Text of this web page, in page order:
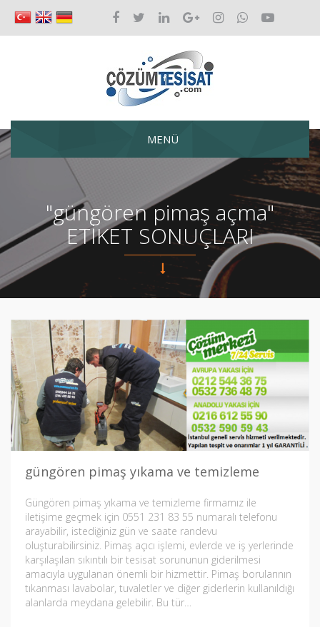
MENÜ
"güngören pimaş açma"
ETİKET SONUÇLARI
güngören pimaş yıkama ve temizleme
Güngören pimaş yıkama ve temizleme firmamız ile
iletişime geçmek için 0551 231 83 55 numaralı telefonu
arayabilir, istediğiniz gün ve saate randevu
oluşturabilirsiniz. Pimaş açıcı işlemi, evlerde ve iş yerlerinde
karşılaşılan sıkıntılı bir tesisat sorununun giderilmesi
amacıyla uygulanan önemli bir hizmettir. Pimaş borularının
tıkanması lavabolar, tuvaletler ve diğer giderlerin kullanıldığı
alanlarda meydana gelebilir. Bu tür…